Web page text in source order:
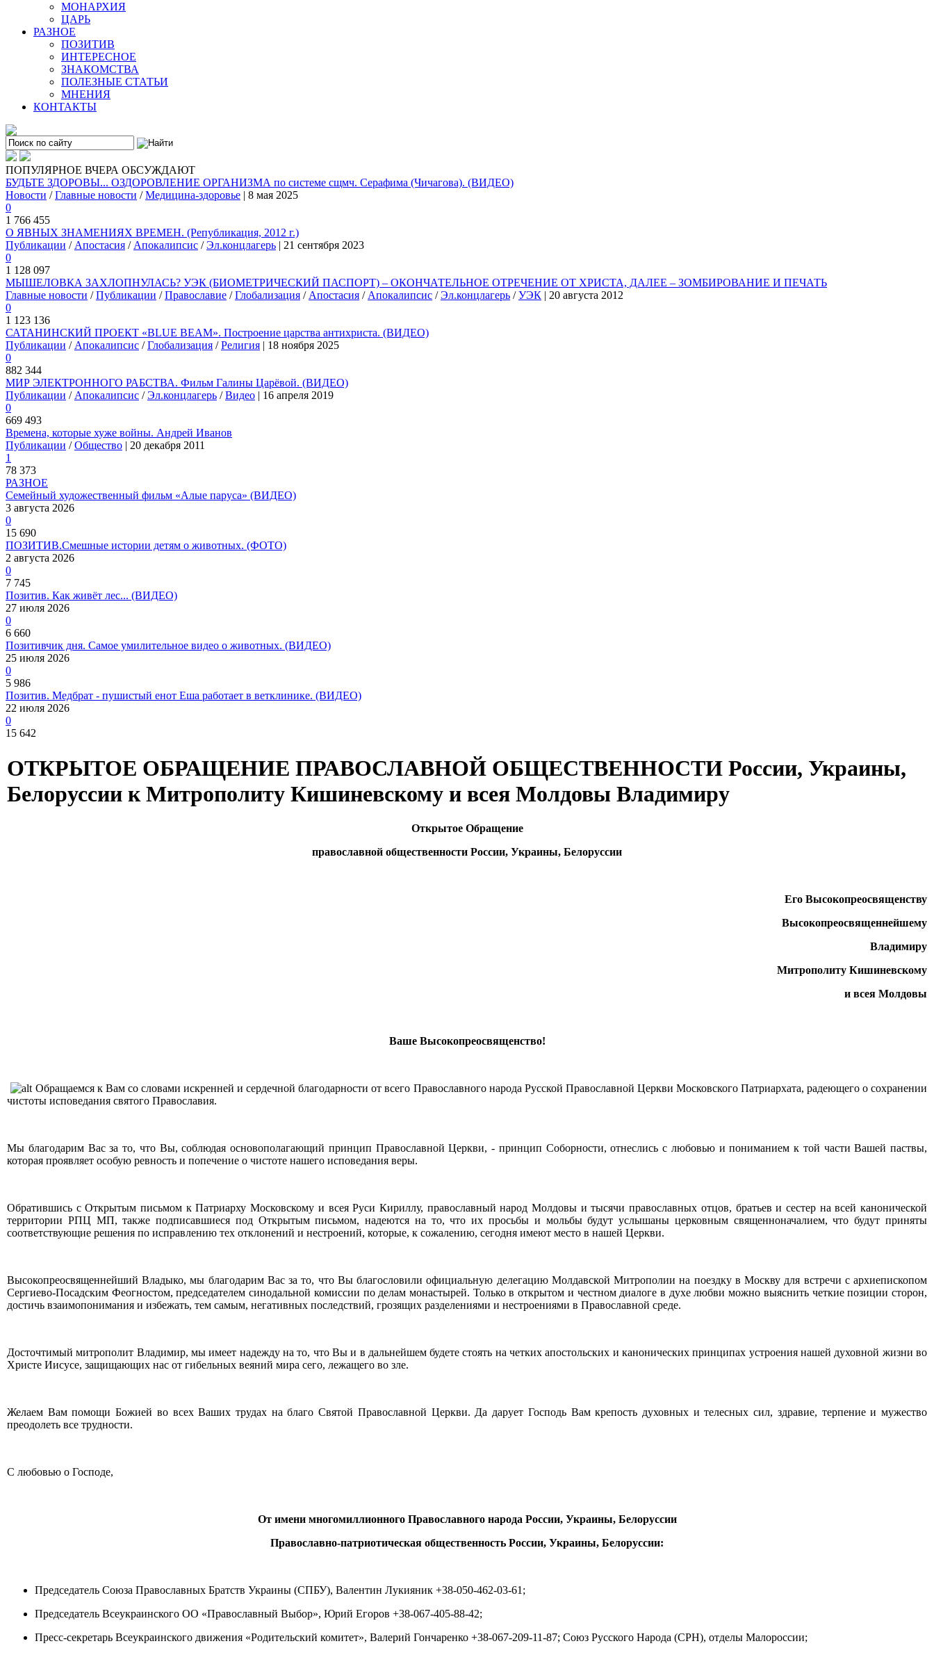
МОНАРХИЯ
ЦАРЬ
РАЗНОЕ
ПОЗИТИВ
ИНТЕРЕСНОЕ
ЗНАКОМСТВА
ПОЛЕЗНЫЕ СТАТЬИ
МНЕНИЯ
КОНТАКТЫ
ПОПУЛЯРНОЕ ВЧЕРА ОБСУЖДАЮТ
БУДЬТЕ ЗДОРОВЫ... ОЗДОРОВЛЕНИЕ ОРГАНИЗМА по системе сщмч. Серафима (Чичагова). (ВИДЕО)
Новости /Главные новости /Медицина-здоровье | 8 мая 2025
0
1 766 455
О ЯВНЫХ ЗНАМЕНИЯХ ВРЕМЕН. (Републикация, 2012 г.)
Публикации / Апостасия / Апокалипсис /Эл.концлагерь | 21 сентября 2023
0
1 128 097
МЫШЕЛОВКА ЗАХЛОПНУЛАСЬ? УЭК (БИОМЕТРИЧЕСКИЙ ПАСПОРТ) – ОКОНЧАТЕЛЬНОЕ ОТРЕЧЕНИЕ ОТ ХРИСТА, ДАЛЕЕ – ЗОМБИРОВАНИЕ И ПЕЧАТЬ
Главные новости /Публикации /Православие /Глобализация / Апостасия / Апокалипсис /Эл.концлагерь /УЭК | 20 августа 2012
0
1 123 136
САТАНИНСКИЙ ПРОЕКТ «BLUE BEAM». Построение царства антихриста. (ВИДЕО)
Публикации / Апокалипсис /Глобализация /Религия | 18 ноября 2025
0
882 344
МИР ЭЛЕКТРОННОГО РАБСТВА. Фильм Галины Царёвой. (ВИДЕО)
Публикации / Апокалипсис /Эл.концлагерь /Видео | 16 апреля 2019
0
669 493
Времена, которые хуже войны. Андрей Иванов
Публикации /Общество | 20 декабря 2011
1
78 373
РАЗНОЕ
Семейный художественный фильм «Алые паруса» (ВИДЕО)
3 августа 2026
0
15 690
ПОЗИТИВ.Смешные истории детям о животных. (ФОТО)
2 августа 2026
0
7 745
Позитив. Как живёт лес... (ВИДЕО)
27 июля 2026
0
6 660
Позитивчик дня. Самое умилительное видео о животных. (ВИДЕО)
25 июля 2026
0
5 986
Позитив. Медбрат - пушистый енот Еша работает в ветклинике. (ВИДЕО)
22 июля 2026
0
15 642
ОТКРЫТОЕ ОБРАЩЕНИЕ ПРАВОСЛАВНОЙ ОБЩЕСТВЕННОСТИ России, Украины,
Белоруссии к Митрополиту Кишиневскому и всея Молдовы Владимиру
Открытое Обращение
православной общественности России, Украины, Белоруссии
Его Высокопреосвященству
Высокопреосвященнейшему
Владимиру
Митрополиту Кишиневскому
и всея Молдовы
Ваше Высокопреосвященство!
Обращаемся к Вам со словами искренней и сердечной благодарности от всего Православного народа Русской Православной Церкви Московского Патриархата, радеющего о сохранении
чистоты исповедания святого Православия.
Мы благодарим Вас за то, что Вы, соблюдая основополагающий принцип Православной Церкви, - принцип Соборности, отнеслись с любовью и пониманием к той части Вашей паствы,
которая проявляет особую ревность и попечение о чистоте нашего исповедания веры.
Обратившись с Открытым письмом к Патриарху Московскому и всея Руси Кириллу, православный народ Молдовы и тысячи православных отцов, братьев и сестер на всей канонической
территории РПЦ МП, также подписавшиеся под Открытым письмом, надеются на то, что их просьбы и мольбы будут услышаны церковным священноначалием, что будут приняты
соответствующие решения по исправлению тех отклонений и нестроений, которые, к сожалению, сегодня имеют место в нашей Церкви.
Высокопреосвященнейший Владыко, мы благодарим Вас за то, что Вы благословили официальную делегацию Молдавской Митрополии на поездку в Москву для встречи с архиепископом
Сергиево-Посадским Феогностом, председателем синодальной комиссии по делам монастырей. Только в открытом и честном диалоге в духе любви можно выяснить четкие позиции сторон,
достичь взаимопонимания и избежать, тем самым, негативных последствий, грозящих разделениями и нестроениями в Православной среде.
Досточтимый митрополит Владимир, мы имеет надежду на то, что Вы и в дальнейшем будете стоять на четких апостольских и канонических принципах устроения нашей духовной жизни во
Христе Иисусе, защищающих нас от гибельных веяний мира сего, лежащего во зле.
Желаем Вам помощи Божией во всех Ваших трудах на благо Святой Православной Церкви. Да дарует Господь Вам крепость духовных и телесных сил, здравие, терпение и мужество
преодолеть все трудности.
С любовью о Господе,
От имени многомиллионного Православного народа России, Украины, Белоруссии
Православно-патриотическая общественность России, Украины, Белоруссии:
Председатель Союза Православных Братств Украины (СПБУ), Валентин Лукияник +38-050-462-03-61;
Председатель Всеукраинского ОО «Православный Выбор», Юрий Егоров +38-067-405-88-42;
Пресс-секретарь Всеукраинского движения «Родительский комитет», Валерий Гончаренко +38-067-209-11-87; Союз Русского Народа (СРН), отделы Малороссии;